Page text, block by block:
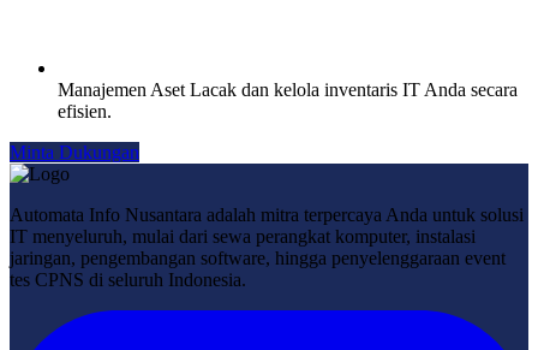
Manajemen Aset Lacak dan kelola inventaris IT Anda secara
efisien.
Minta Dukungan
Automata Info Nusantara adalah mitra terpercaya Anda untuk solusi
IT menyeluruh, mulai dari sewa perangkat komputer, instalasi
jaringan, pengembangan software, hingga penyelenggaraan event
tes CPNS di seluruh Indonesia.